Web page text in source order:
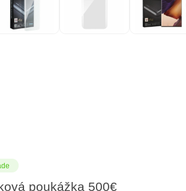
poukážka 500€